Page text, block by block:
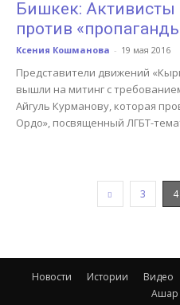
Бишкек:
против
Ксения Кошманова - 19 мая 2016
Представители движений
вышли на митинг с
Айгуль Курманову, которая
Ордо», посвященный ЛГБТ-
3 4
Новости Истории Видео
Ашар